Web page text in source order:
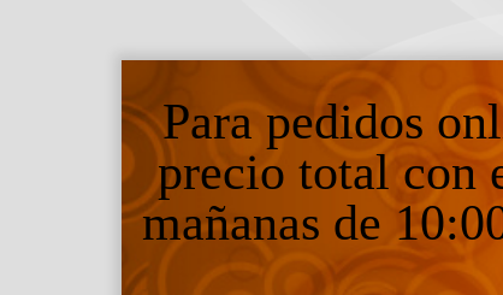
Para pedidos
precio total con
mañanas de